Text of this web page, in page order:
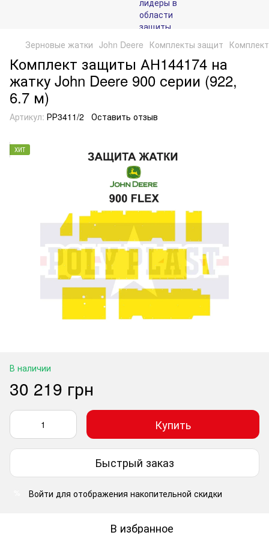
Зерновые жатки John Deere Комплекты защит
Комплект защиты АН144174 на
жатку John Deere 900 серии (922,
6.7 м)
Артикул: РР3411/2 Оставить отзыв
ХИТ
В наличии
30 219 грн
Купить
Быстрый заказ
Войти для отображения накопительной скидки
В избранное